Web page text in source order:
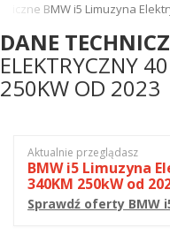
BMW i5 Limuzyna
DANE
ELEKTRYCZNY
250KW OD 2023
Aktualnie przeglądasz
BMW i5 Limuzyna
340KM 250kW od
Sprawdź oferty BMW